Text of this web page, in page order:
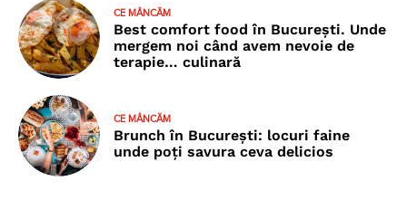
CE MÂNCĂM
Best comfort food în București. Unde
mergem noi când avem nevoie de
terapie… culinară
CE MÂNCĂM
Brunch în București: locuri faine
unde poţi savura ceva delicios